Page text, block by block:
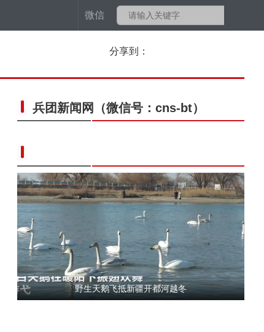
微信
分享到：
兵团新闻网 （微信号：cns-bt）
野生天鹅飞抵新疆开都河越冬